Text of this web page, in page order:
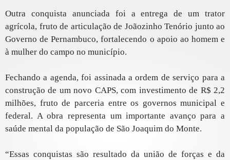
Outra conquista anunciada foi a entrega de um trator
agrícola, fruto de articulação de Joãozinho Tenório junto ao
Governo de Pernambuco, fortalecendo o apoio ao homem e
à mulher do campo no município.
Fechando a agenda, foi assinada a ordem de serviço para a
construção de um novo CAPS, com investimento de R$ 2,2
milhões, fruto de parceria entre os governos municipal e
federal. A obra representa um importante avanço para a
saúde mental da população de São Joaquim do Monte.
“Essas conquistas são resultado da união de forças e da